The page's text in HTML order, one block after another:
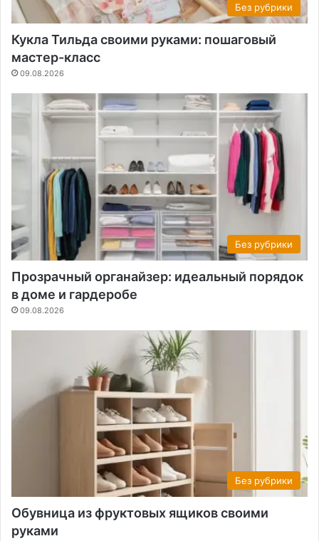
Без рубрики
Кукла Тильда своими руками: пошаговый
мастер-класс
09.08.2026
Без рубрики
Прозрачный органайзер: идеальный порядок
в доме и гардеробе
09.08.2026
Без рубрики
Обувница из фруктовых ящиков своими
руками